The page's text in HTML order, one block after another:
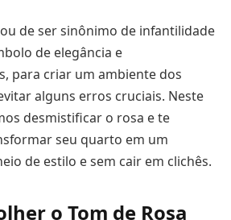
de ser sinônimo de infantilidade
de elegância e
para criar um ambiente dos
alguns erros cruciais. Neste
desmistificar o rosa e te
seu quarto em um
de estilo e sem cair em clichês.
o Tom de Rosa